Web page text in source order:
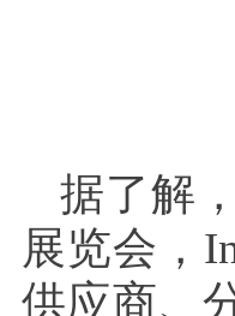
据了解
展览会，
供应商、